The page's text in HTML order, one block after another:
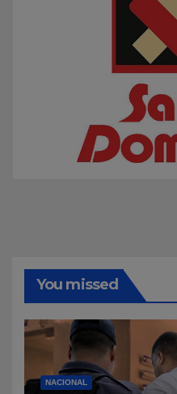
You missed
NACIONAL